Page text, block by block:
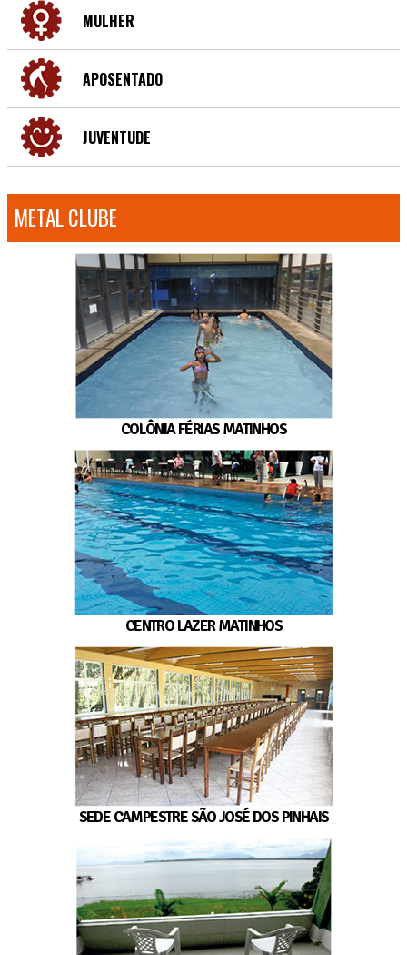
MULHER
APOSENTADO
JUVENTUDE
METAL CLUBE
COLÔNIA FÉRIAS MATINHOS
CENTRO LAZER MATINHOS
SEDE CAMPESTRE SÃO JOSÉ DOS PINHAIS